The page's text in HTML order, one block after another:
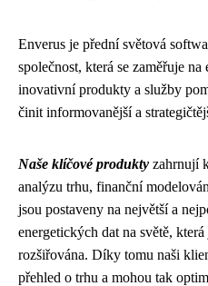
Enverus je přední světová
společnost, která se zaměřuje
inovativní produkty a služby
činit informovanější a
Naše klíčové produkty zahrnují
analýzu trhu, finanční
jsou postaveny na největší a
energetických dat na světě,
rozšiřována. Díky tomu naši
přehled o trhu a mohou tak